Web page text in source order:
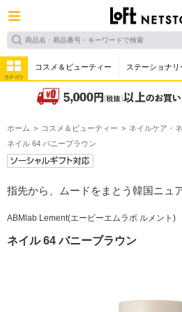
カテゴリ
コスメ＆ビューティー ステーショナリ
ホーム コスメ＆ビューティー ネイルケア・
ネイル 64 バニーブラウン
指先から、ムードをまとう韓国ニュ
ABMlab Lement(エービーエムラボ ルメント)
ネイル 64 バニーブラウン